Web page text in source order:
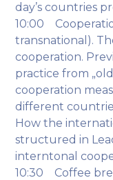
day’s countries
10:00
transnational).
cooperation.
practice from
cooperation
different
How the
structured in
interntonal
10:30 Coffee